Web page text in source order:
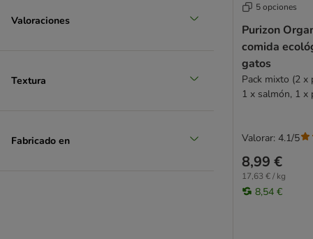
Leonardo
Lucky Lou
Valoraciones
Textura
Fabricado en
5 opciones
Purizon
comida
gatos
Pack mixto (2 x
1 x salmón, 1 x
8,99 €
17,63 € / kg
8,54 €
Valorar: 4.1/5